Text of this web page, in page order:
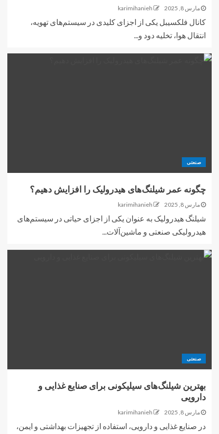
مارس 8, 2025 karimihanieh
کانال فلکسیبل یکی از اجزای کلیدی در سیستم‌های تهویه،
انتقال هوا، تخلیه دود و...
صنعتی
چگونه عمر شیلنگ‌های هیدرولیک را افزایش دهیم؟
مارس 8, 2025 karimihanieh
شیلنگ هیدرولیک به عنوان یکی از اجزای حیاتی در سیستم‌های
هیدرولیکی صنعتی و ماشین‌آلات...
صنعتی
بهترین شیلنگ‌های سیلیکونی برای صنایع غذایی و
دارویی
مارس 8, 2025 karimihanieh
در صنایع غذایی و دارویی، استفاده از تجهیزات بهداشتی و ایمن،